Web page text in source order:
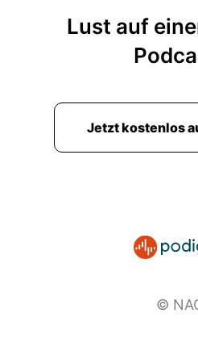
Lust auf
Jetzt kostenlos
©